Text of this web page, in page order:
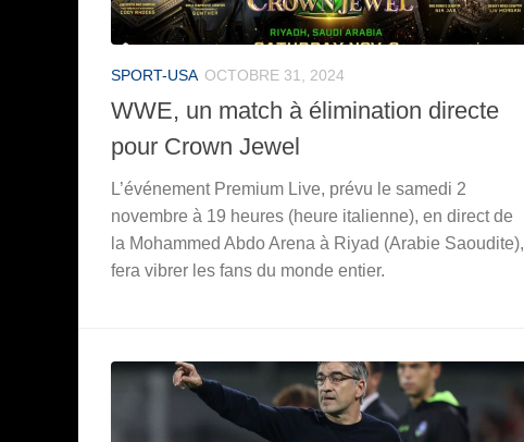
SPORT-USA OCTOBRE 31, 2024
WWE, un match à élimination directe
pour Crown Jewel
L’événement Premium Live, prévu le samedi 2
novembre à 19 heures (heure italienne), en direct de
la Mohammed Abdo Arena à Riyad (Arabie Saoudite),
fera vibrer les fans du monde entier.